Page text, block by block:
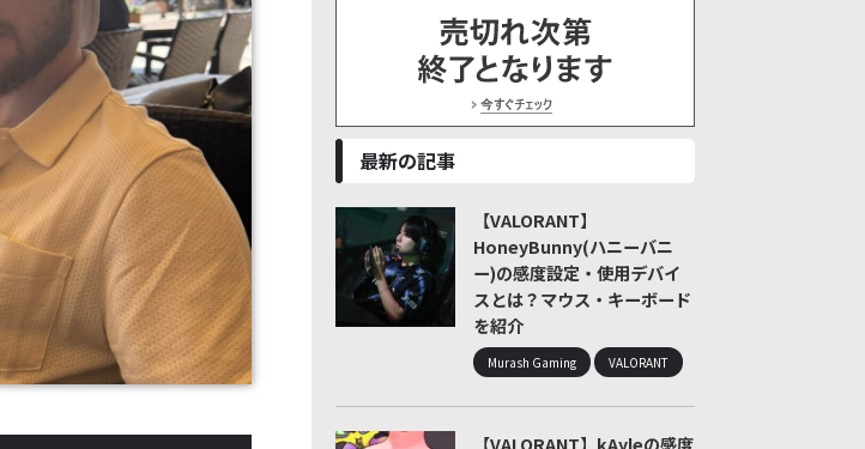
最新の記事
【VALORANT】
HoneyBunny(ハニーバニ
ー)の感度設定・使用デバイ
スとは？マウス・キーボード
を紹介
Murash Gaming VALORANT
【VALORANT】kAyleの感度